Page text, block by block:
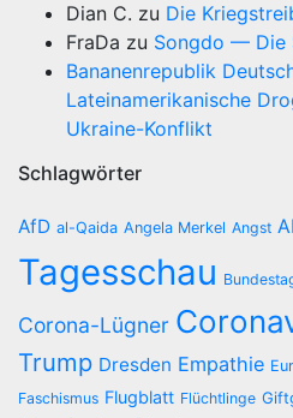
Dian C. zu Die
FraDa zu Songdo — Die
Bananenrepublik
Lateinamerikanische
Ukraine-Konflikt
Schlagwörter
AfD al-Qaida Angela Merkel Angst
Tagesschau
Corona-Lügner
Trump Dresden Empathie
Faschismus Flugblatt Flüchtlinge